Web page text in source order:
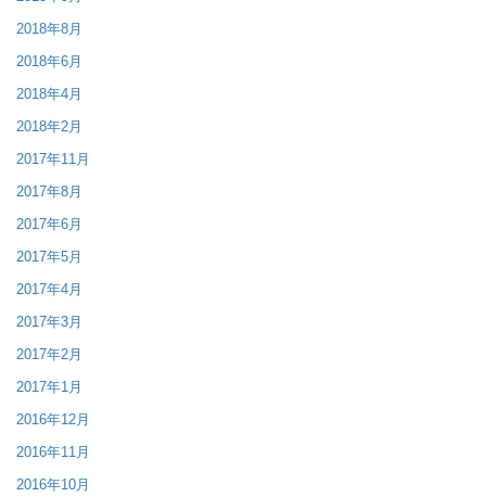
2018年8月
2018年6月
2018年4月
2018年2月
2017年11月
2017年8月
2017年6月
2017年5月
2017年4月
2017年3月
2017年2月
2017年1月
2016年12月
2016年11月
2016年10月